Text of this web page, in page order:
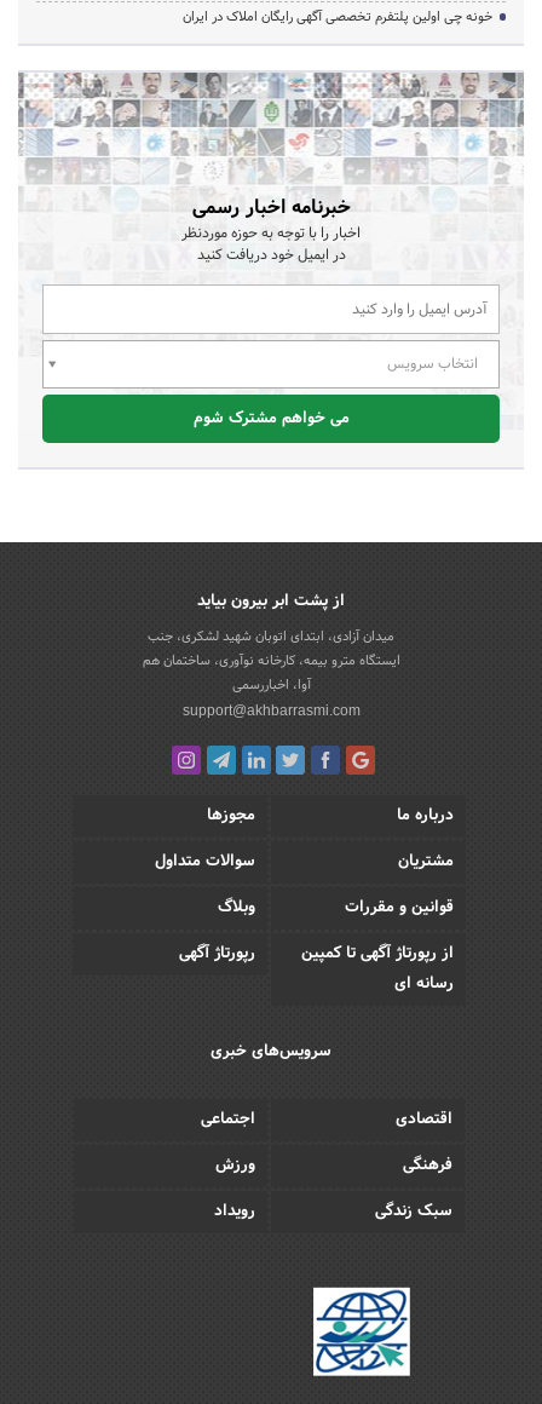
خونه چی اولین پلتفرم تخصصی آگهی رایگان املاک در ایران
خبرنامه اخبار رسمی
اخبار را با توجه به حوزه موردنظر
در ایمیل خود دریافت کنید
انتخاب سرویس
می خواهم مشترک شوم
از پشت ابر بیرون بیاید
میدان آزادی، ابتدای اتوبان شهید لشکری، جنب
ایستگاه مترو بیمه، کارخانه نوآوری، ساختمان هم
آوا، اخباررسمی
support@akhbarrasmi.com
درباره ما
مجوزها
مشتریان
سوالات متداول
قوانین و مقررات
وبلاگ
از رپورتاژ آگهی تا کمپین
رسانه ای
رپورتاژ آگهی
سرویس‌های خبری
اقتصادی
اجتماعی
فرهنگی
ورزش
سبک زندگی
رویداد